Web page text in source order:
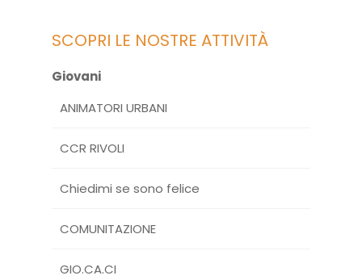
SCOPRI LE NOSTRE ATTIVITÀ
Giovani
ANIMATORI URBANI
CCR RIVOLI
Chiedimi se sono felice
COMUNITAZIONE
GIO.CA.CI